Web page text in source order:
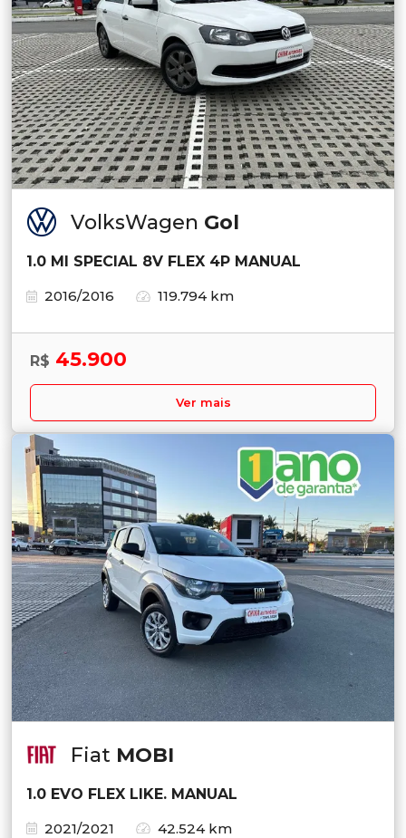
VolksWagen Gol
1.0 MI SPECIAL 8V FLEX 4P MANUAL
2016/2016
119.794 km
R$ 45.900
Ver mais
Fiat MOBI
1.0 EVO FLEX LIKE. MANUAL
2021/2021
42.524 km